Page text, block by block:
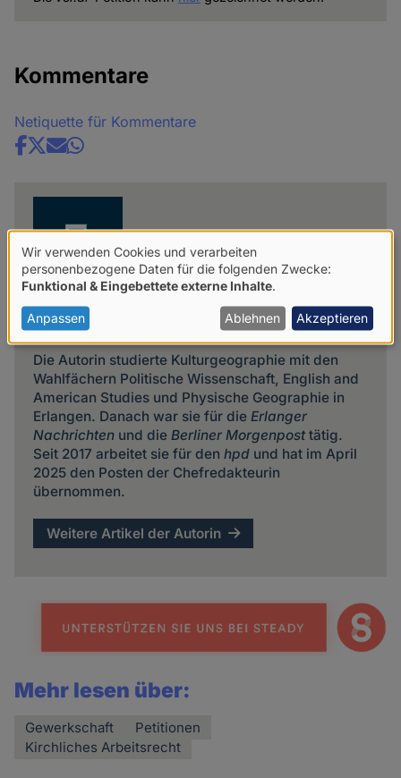
Kommentare
Netiquette für Kommentare
Share
Gisa Bodenstein
Die Autorin studierte Kulturgeographie mit den
Wahlfächern Politische Wissenschaft, English and
American Studies und Physische Geographie in
Erlangen. Danach war sie für die Erlanger
Nachrichtenund die Berliner Morgenposttätig.
Seit 2017 arbeitet sie für den hpdund hat im April
2025 den Posten der Chefredakteurin
übernommen.
Weitere Artikel der Autorin
Mehr lesen über:
Gewerkschaft
Petitionen
Kirchliches Arbeitsrecht
Verwendung
von
personenbezogenen
Daten
und
Cookies
Wir verwenden Cookies und verarbeiten
personenbezogene Daten für die folgenden Zwecke:
Funktional & Eingebettete externe Inhalte
Anpassen Ablehnen Akzeptieren